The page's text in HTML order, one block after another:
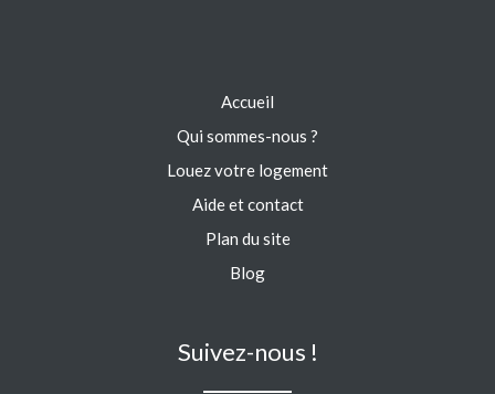
Accueil
Qui sommes-nous ?
Louez votre logement
Aide et contact
Plan du site
Blog
Suivez-nous !